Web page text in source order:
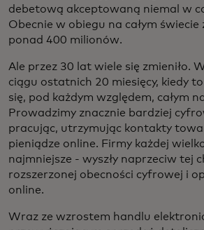
debetową akceptowaną niemal w
Obecnie w obiegu na całym świecie
ponad 400 milionów.
Ale przez 30 lat wiele się zmieniło.
ciągu ostatnich 20 miesięcy, kiedy
się, pod każdym względem, całym
Prowadzimy znacznie bardziej
pracując, utrzymując kontakty
pieniądze online. Firmy każdej
najmniejsze - wyszły naprzeciw tej
rozszerzonej obecności cyfrowej i
online.
Wraz ze wzrostem handlu